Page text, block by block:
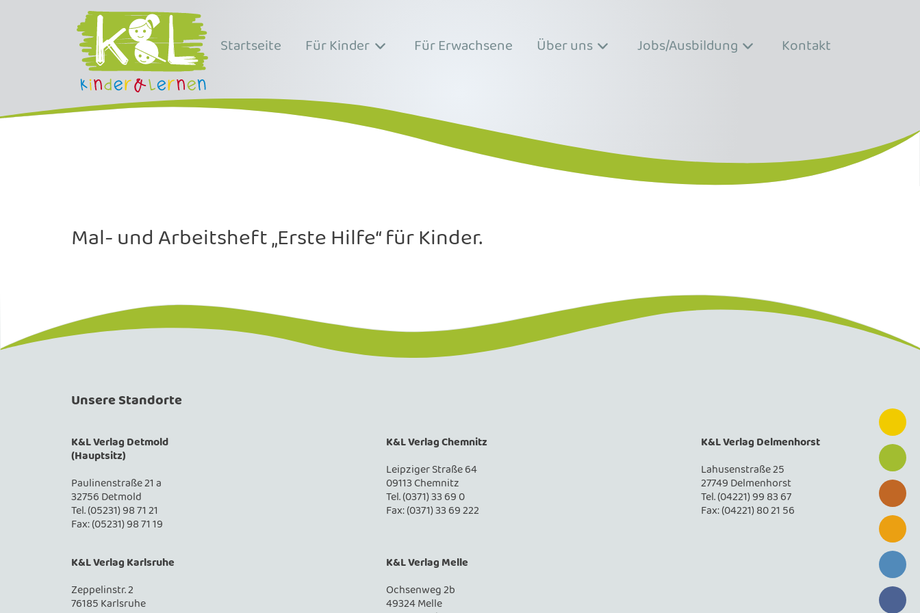
Startseite Für Kinder Für Erwachsene Über uns Jobs/Ausbildung Kontakt
Mal- und Arbeitsheft „Erste Hilfe“ für Kinder.
Unsere Standorte
K&L Verlag Detmold
(Hauptsitz)
Paulinenstraße 21 a
32756 Detmold
Tel. (05231) 98 71 21
Fax: (05231) 98 71 19
K&L Verlag Chemnitz
Leipziger Straße 64
09113 Chemnitz
Tel. (0371) 33 69 0
Fax: (0371) 33 69 222
K&L Verlag Delmenhorst
Lahusenstraße 25
27749 Delmenhorst
Tel. (04221) 99 83 67
Fax: (04221) 80 21 56
K&L Verlag Karlsruhe
Zeppelinstr. 2
76185 Karlsruhe
K&L Verlag Melle
Ochsenweg 2b
49324 Melle